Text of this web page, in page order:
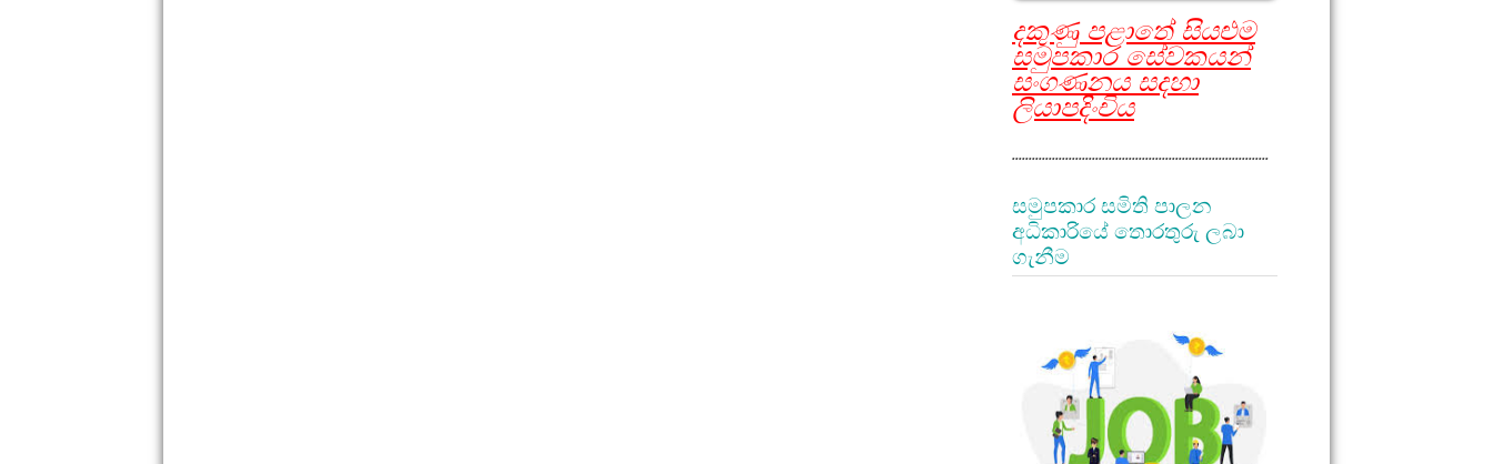
දකුණු පළාතේ සියළුම
සමුපකාර සේවකයන්
සංගණනය සදහා
ලියාපදිංචිය
.............................................................................
සමුපකාර සමිති පාලන
අධිකාරියේ තොරතුරු ලබා
ගැනීම